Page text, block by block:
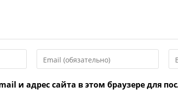
свой
адрес,
и адрес сайта в этом браузере для